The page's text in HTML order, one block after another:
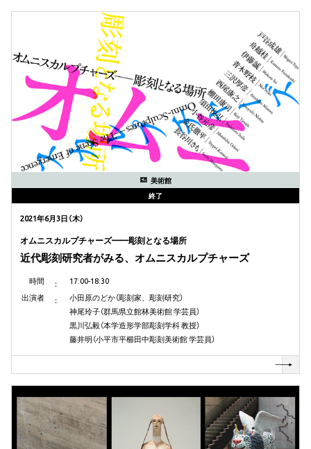
美術館
終了
2021年6月3日（木）
オムニスカルプチャーズ——彫刻となる場所
近代彫刻研究者がみる、オムニスカルプチャーズ
時間
17:00-18:30
出演者
小田原のどか（彫刻家、彫刻研究）
神尾玲子（群馬県立館林美術館 学芸員）
黒川弘毅（本学造形学部彫刻学科 教授）
藤井明（小平市平櫛田中彫刻美術館 学芸員）